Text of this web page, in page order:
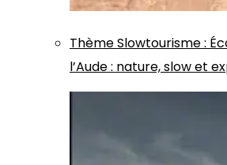
ThèmeSlowtourisme:
l’Aude : nature, slow et